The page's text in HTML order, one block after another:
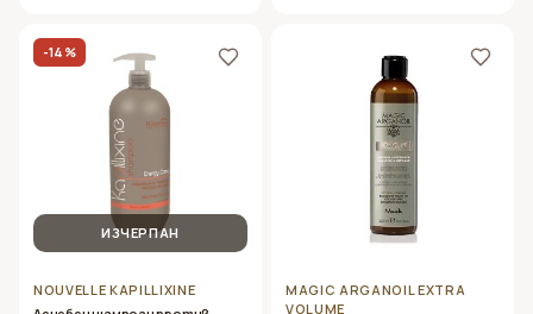
-14 %
ИЗЧЕРПАН
NOUVELLE KAPILLIXINE
MAGIC ARGANOIL EXTRA
VOLUME